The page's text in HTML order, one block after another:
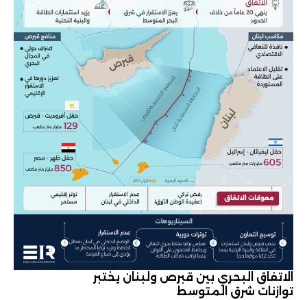
الاتفاق البحري بين قبرص ولبنان يختبر
توازنات شرق المتوسط